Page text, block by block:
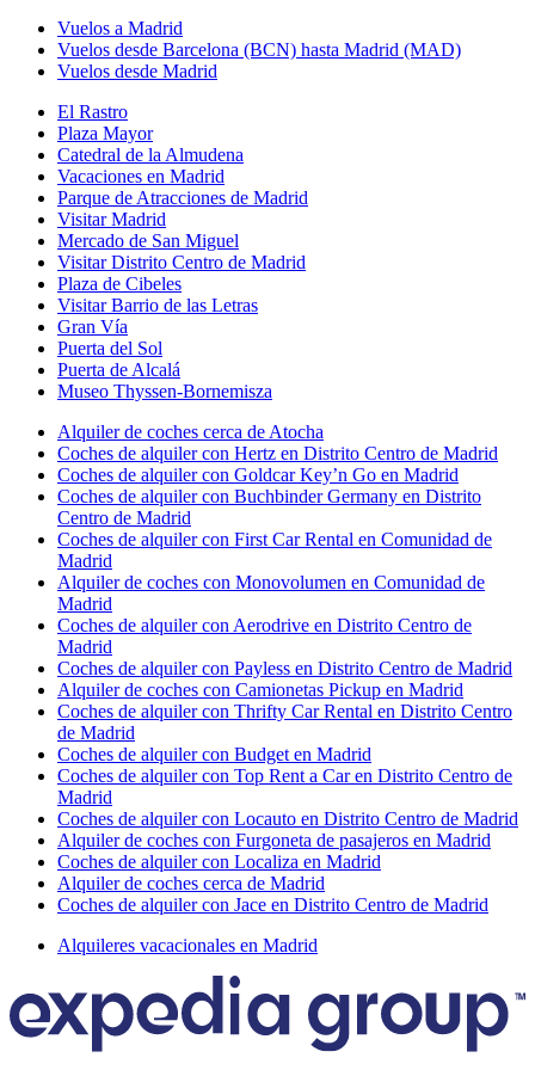
Vuelos a Madrid
Vuelos desde Barcelona (BCN) hasta Madrid (MAD)
Vuelos desde Madrid
El Rastro
Plaza Mayor
Catedral de la Almudena
Vacaciones en Madrid
Parque de Atracciones de Madrid
Visitar Madrid
Mercado de San Miguel
Visitar Distrito Centro de Madrid
Plaza de Cibeles
Visitar Barrio de las Letras
Gran Vía
Puerta del Sol
Puerta de Alcalá
Museo Thyssen-Bornemisza
Alquiler de coches cerca de Atocha
Coches de alquiler con Hertz en Distrito Centro de Madrid
Coches de alquiler con Goldcar Key’n Go en Madrid
Coches de alquiler con Buchbinder Germany en Distrito
Centro de Madrid
Coches de alquiler con First Car Rental en Comunidad de
Madrid
Alquiler de coches con Monovolumen en Comunidad de
Madrid
Coches de alquiler con Aerodrive en Distrito Centro de
Madrid
Coches de alquiler con Payless en Distrito Centro de Madrid
Alquiler de coches con Camionetas Pickup en Madrid
Coches de alquiler con Thrifty Car Rental en Distrito Centro
de Madrid
Coches de alquiler con Budget en Madrid
Coches de alquiler con Top Rent a Car en Distrito Centro de
Madrid
Coches de alquiler con Locauto en Distrito Centro de Madrid
Alquiler de coches con Furgoneta de pasajeros en Madrid
Coches de alquiler con Localiza en Madrid
Alquiler de coches cerca de Madrid
Coches de alquiler con Jace en Distrito Centro de Madrid
Alquileres vacacionales en Madrid